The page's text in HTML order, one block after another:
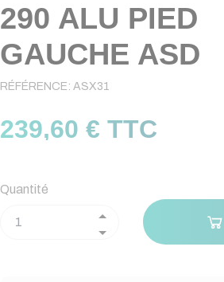
290 ALU PIED
GAUCHE ASD
RÉFÉRENCE: ASX31
239,60 € TTC
Quantité